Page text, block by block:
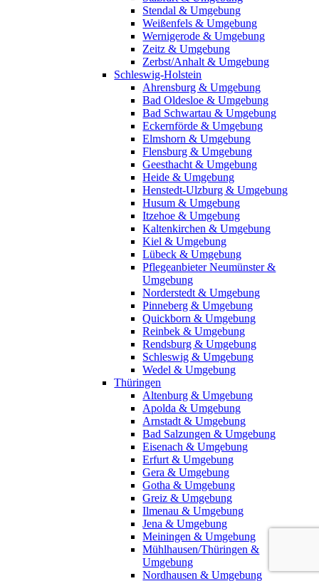
Stendal & Umgebung
Weißenfels & Umgebung
Wernigerode & Umgebung
Zeitz & Umgebung
Zerbst/Anhalt & Umgebung
Schleswig-Holstein
Ahrensburg & Umgebung
Bad Oldesloe & Umgebung
Bad Schwartau & Umgebung
Eckernförde & Umgebung
Elmshorn & Umgebung
Flensburg & Umgebung
Geesthacht & Umgebung
Heide & Umgebung
Henstedt-Ulzburg & Umgebung
Husum & Umgebung
Itzehoe & Umgebung
Kaltenkirchen & Umgebung
Kiel & Umgebung
Lübeck & Umgebung
Pflegeanbieter Neumünster &
Umgebung
Norderstedt & Umgebung
Pinneberg & Umgebung
Quickborn & Umgebung
Reinbek & Umgebung
Rendsburg & Umgebung
Schleswig & Umgebung
Wedel & Umgebung
Thüringen
Altenburg & Umgebung
Apolda & Umgebung
Arnstadt & Umgebung
Bad Salzungen & Umgebung
Eisenach & Umgebung
Erfurt & Umgebung
Gera & Umgebung
Gotha & Umgebung
Greiz & Umgebung
Ilmenau & Umgebung
Jena & Umgebung
Meiningen & Umgebung
Mühlhausen/Thüringen &
Umgebung
Nordhausen & Umgebung